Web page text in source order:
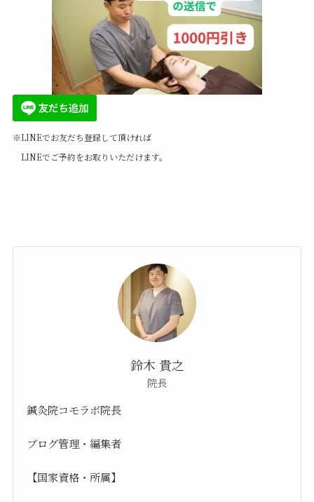
※LINEでお友だち登録して頂ければ
LINEでご予約をお取りいただけます。
鈴木 貴之
院長
鍼灸院コモラボ院長
ブログ管理・編集者
【国家資格・所属】